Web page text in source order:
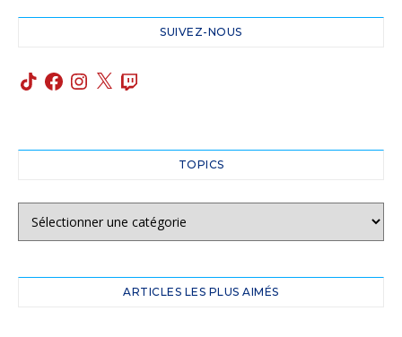
SUIVEZ-NOUS
TOPICS
ARTICLES LES PLUS AIMÉS